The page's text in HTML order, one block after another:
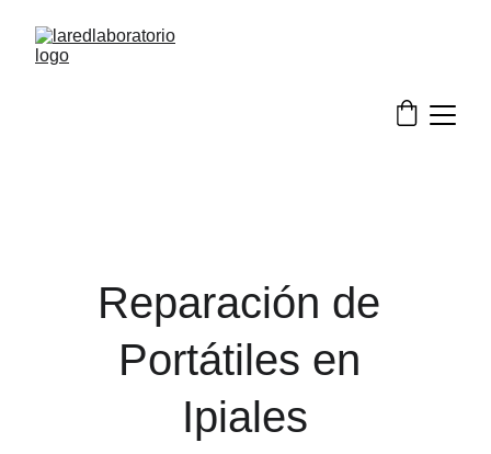
Reparación de
Portátiles en
Ipiales